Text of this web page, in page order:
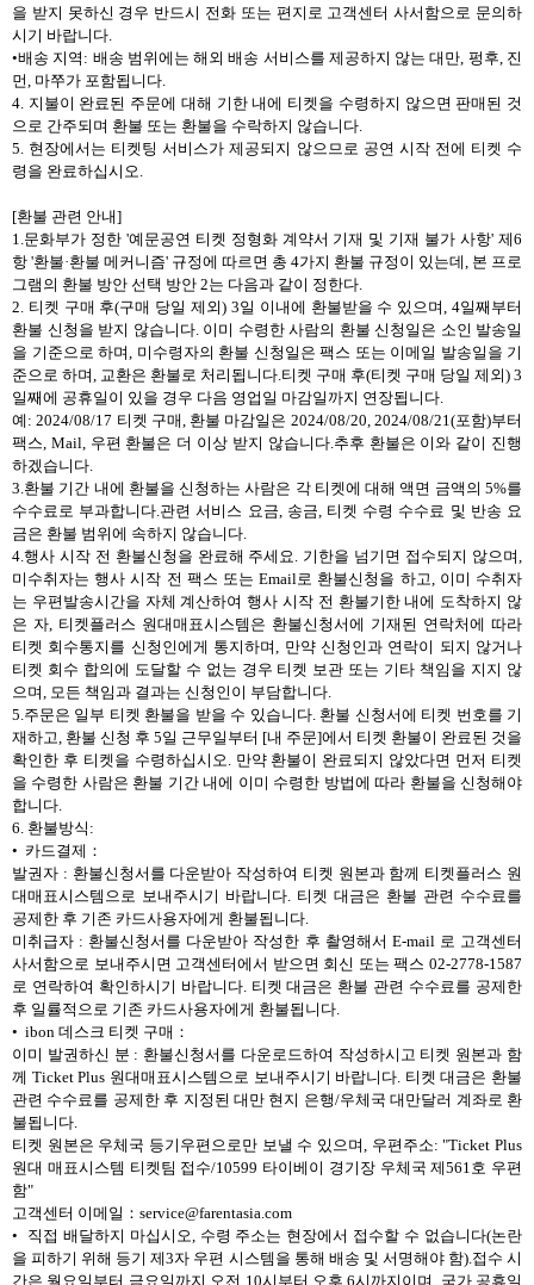
을 받지 못하신 경우 반드시 전화 또는 편지로 고객센터 사서함으로 문의하
시기 바랍니다.
•배송 지역: 배송 범위에는 해외 배송 서비스를 제공하지 않는 대만, 펑후, 진
먼, 마쭈가 포함됩니다.
4. 지불이 완료된 주문에 대해 기한 내에 티켓을 수령하지 않으면 판매된 것
으로 간주되며 환불 또는 환불을 수락하지 않습니다.
5. 현장에서는 티켓팅 서비스가 제공되지 않으므로 공연 시작 전에 티켓 수
령을 완료하십시오.
[환불 관련 안내]
1.문화부가 정한 '예문공연 티켓 정형화 계약서 기재 및 기재 불가 사항' 제6
항 '환불·환불 메커니즘' 규정에 따르면 총 4가지 환불 규정이 있는데, 본 프로
그램의 환불 방안 선택 방안 2는 다음과 같이 정한다.
2. 티켓 구매 후(구매 당일 제외) 3일 이내에 환불받을 수 있으며, 4일째부터
환불 신청을 받지 않습니다. 이미 수령한 사람의 환불 신청일은 소인 발송일
을 기준으로 하며, 미수령자의 환불 신청일은 팩스 또는 이메일 발송일을 기
준으로 하며, 교환은 환불로 처리됩니다.티켓 구매 후(티켓 구매 당일 제외) 3
일째에 공휴일이 있을 경우 다음 영업일 마감일까지 연장됩니다.
예: 2024/08/17 티켓 구매, 환불 마감일은 2024/08/20, 2024/08/21(포함)부터
팩스, Mail, 우편 환불은 더 이상 받지 않습니다.추후 환불은 이와 같이 진행
하겠습니다.
3.환불 기간 내에 환불을 신청하는 사람은 각 티켓에 대해 액면 금액의 5%를
수수료로 부과합니다.관련 서비스 요금, 송금, 티켓 수령 수수료 및 반송 요
금은 환불 범위에 속하지 않습니다.
4.행사 시작 전 환불신청을 완료해 주세요. 기한을 넘기면 접수되지 않으며,
미수취자는 행사 시작 전 팩스 또는 Email로 환불신청을 하고, 이미 수취자
는 우편발송시간을 자체 계산하여 행사 시작 전 환불기한 내에 도착하지 않
은 자, 티켓플러스 원대매표시스템은 환불신청서에 기재된 연락처에 따라
티켓 회수통지를 신청인에게 통지하며, 만약 신청인과 연락이 되지 않거나
티켓 회수 합의에 도달할 수 없는 경우 티켓 보관 또는 기타 책임을 지지 않
으며, 모든 책임과 결과는 신청인이 부담합니다.
5.주문은 일부 티켓 환불을 받을 수 있습니다. 환불 신청서에 티켓 번호를 기
재하고, 환불 신청 후 5일 근무일부터 [내 주문]에서 티켓 환불이 완료된 것을
확인한 후 티켓을 수령하십시오. 만약 환불이 완료되지 않았다면 먼저 티켓
을 수령한 사람은 환불 기간 내에 이미 수령한 방법에 따라 환불을 신청해야
합니다.
6. 환불방식:
• 카드결제：
발권자 : 환불신청서를 다운받아 작성하여 티켓 원본과 함께 티켓플러스 원
대매표시스템으로 보내주시기 바랍니다. 티켓 대금은 환불 관련 수수료를
공제한 후 기존 카드사용자에게 환불됩니다.
미취급자 : 환불신청서를 다운받아 작성한 후 촬영해서 E-mail 로 고객센터
사서함으로 보내주시면 고객센터에서 받으면 회신 또는 팩스 02-2778-1587
로 연락하여 확인하시기 바랍니다. 티켓 대금은 환불 관련 수수료를 공제한
후 일률적으로 기존 카드사용자에게 환불됩니다.
• ibon 데스크 티켓 구매：
이미 발권하신 분 : 환불신청서를 다운로드하여 작성하시고 티켓 원본과 함
께 Ticket Plus 원대매표시스템으로 보내주시기 바랍니다. 티켓 대금은 환불
관련 수수료를 공제한 후 지정된 대만 현지 은행/우체국 대만달러 계좌로 환
불됩니다.
티켓 원본은 우체국 등기우편으로만 보낼 수 있으며, 우편주소: "Ticket Plus
원대 매표시스템 티켓팀 접수/10599 타이베이 경기장 우체국 제561호 우편
함"
고객센터 이메일：service@farentasia.com
• 직접 배달하지 마십시오, 수령 주소는 현장에서 접수할 수 없습니다(논란
을 피하기 위해 등기 제3자 우편 시스템을 통해 배송 및 서명해야 함).접수 시
간은 월요일부터 금요일까지 오전 10시부터 오후 6시까지이며, 국가 공휴일